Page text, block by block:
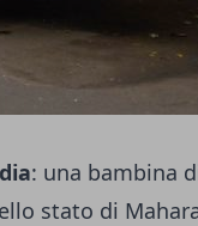
: una bambina
stato di